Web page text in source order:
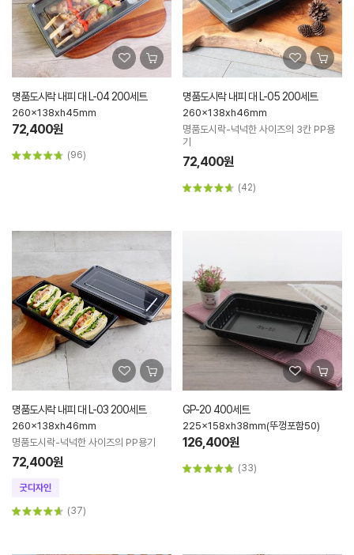
명품도시락 내피 대 L-04 200세트
260x138xh45mm
72,400원
(96)
명품도시락 내피 대 L-05 200세트
260x138xh46mm
명품도시락-넉넉한 사이즈의 3칸 PP용
기
72,400원
(42)
명품도시락 내피 대 L-03 200세트
260x138xh46mm
명품도시락-넉넉한 사이즈의 PP용기
72,400원
(37)
GP-20 400세트
225x158xh38mm(뚜껑포함50)
126,400원
(33)